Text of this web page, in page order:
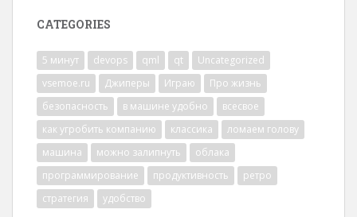
CATEGORIES
5 минут devops qml qt
Uncategorized
vsemoe.ru
Джиперы Играю
Про жизнь
безопасность
в машине удобно
всесвое
как угробить компанию
классика
ломаем голову
машина
можно залипнуть
облака
программирование
продуктивность
ретро
стратегия
удобство